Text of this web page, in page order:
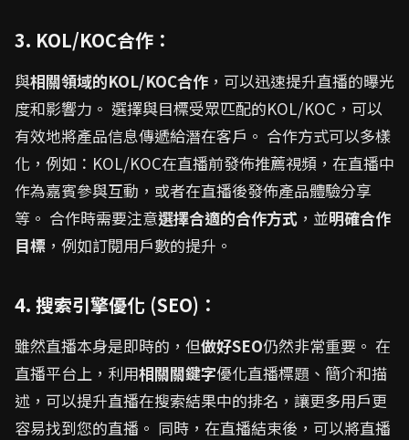
3. KOL/KOC合作：
與相關領域的KOL/KOC合作 ，可以迅速提升直播的曝光
度和影響力。 選擇與目標受眾匹配的KOL/KOC，可以
有效地將產品信息傳遞給潛在客戶。 合作方式可以多樣
化，例如：KOL/KOC在直播前發佈推薦視頻，在直播中
作為嘉賓參與互動，或者在直播後發佈產品體驗分享
等。 合作時需要注意選擇合適的合作方式 ，並明確合作
目標 ，例如訂閱用戶數的提升。
4. 搜索引擎優化 (SEO)：
雖然直播本身是即時的，但做好SEO仍然非常重要。 在
直播平台上，利用相關關鍵字優化直播標題、簡介和描
述，可以提升直播在搜索結果中的排名，讓更多用戶更
容易找到您的直播。 同時，在直播結束後，可以將直播